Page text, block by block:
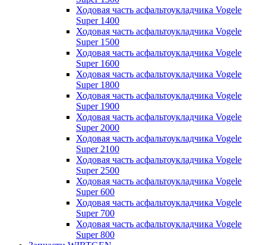
Ходовая часть асфальтоукладчика Vogele
Super 1400
Ходовая часть асфальтоукладчика Vogele
Super 1500
Ходовая часть асфальтоукладчика Vogele
Super 1600
Ходовая часть асфальтоукладчика Vogele
Super 1800
Ходовая часть асфальтоукладчика Vogele
Super 1900
Ходовая часть асфальтоукладчика Vogele
Super 2000
Ходовая часть асфальтоукладчика Vogele
Super 2100
Ходовая часть асфальтоукладчика Vogele
Super 2500
Ходовая часть асфальтоукладчика Vogele
Super 600
Ходовая часть асфальтоукладчика Vogele
Super 700
Ходовая часть асфальтоукладчика Vogele
Super 800